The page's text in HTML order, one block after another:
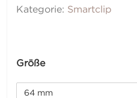
Kategorie: Smartclip
Größe
64 mm